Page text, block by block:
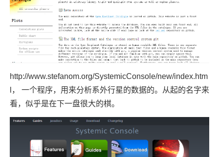
http://www.stefanom.org/SystemicConsole/new/index.htm
， 一个程序，用来分析系外行星的数据的。从起的名字来
看，似乎是在下一盘很大的棋。